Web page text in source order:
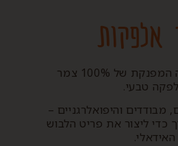
אלפקות
גלו את התחושה המפנקת של 100% צמר
טבעי.
מבודדים והיפואלרגניים –
כדי ליצור את פריט הלבוש
האידאלי.